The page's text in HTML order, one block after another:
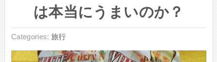
は本当にうまいのか？
Categories: 旅行